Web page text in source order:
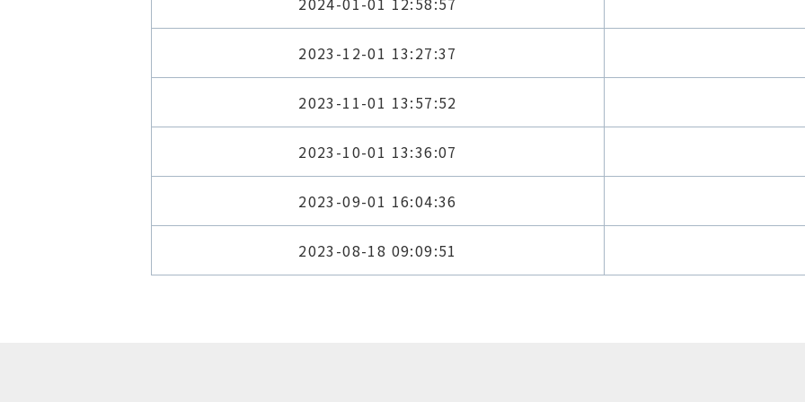
2023-12-01 13:27:37
2023-11-01 13:57:52
2023-10-01 13:36:07
2023-09-01 16:04:36
2023-08-18 09:09:51